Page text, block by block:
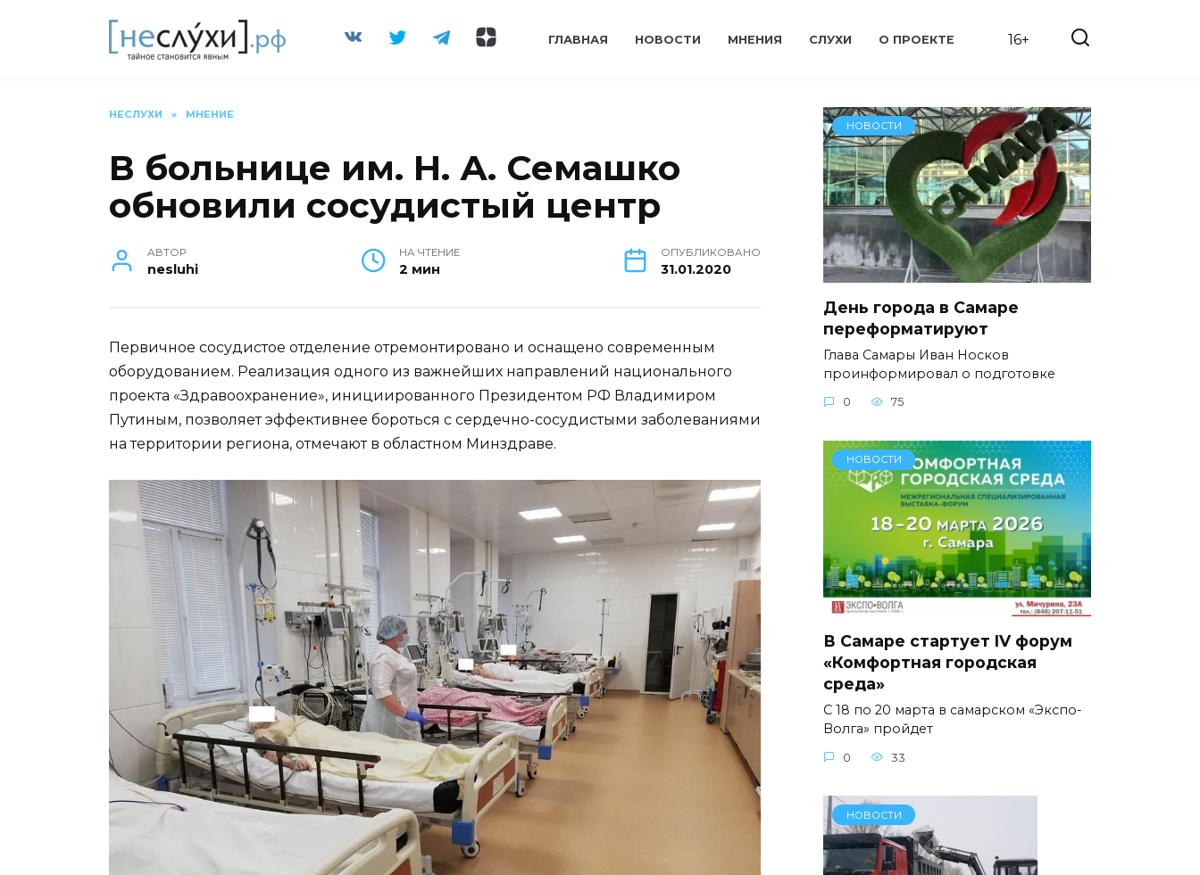
ГЛАВНАЯ НОВОСТИ МНЕНИЯ СЛУХИ О ПРОЕКТЕ 16+
НЕСЛУХИ » МНЕНИЕ
В больнице им. Н. А. Семашко
обновили сосудистый центр
АВТОР
nesluhi
НА ЧТЕНИЕ
2 мин
ОПУБЛИКОВАНО
31.01.2020
Первичное сосудистое отделение отремонтировано и оснащено современным
оборудованием. Реализация одного из важнейших направлений национального
проекта «Здравоохранение», инициированного Президентом РФ Владимиром
Путиным, позволяет эффективнее бороться с сердечно-сосудистыми заболеваниями
на территории региона, отмечают в областном Минздраве.
НОВОСТИ
День города в Самаре
переформатируют
Глава Самары Иван Носков
проинформировал о подготовке
0 75
НОВОСТИ
В Самаре стартует IV форум
«Комфортная городская
среда»
С 18 по 20 марта в самарском «Экспо-
Волга» пройдет
0 33
НОВОСТИ